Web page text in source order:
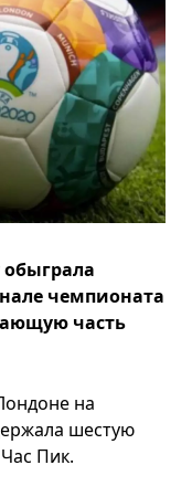
чемпионата
часть
на
шестую
Пик.